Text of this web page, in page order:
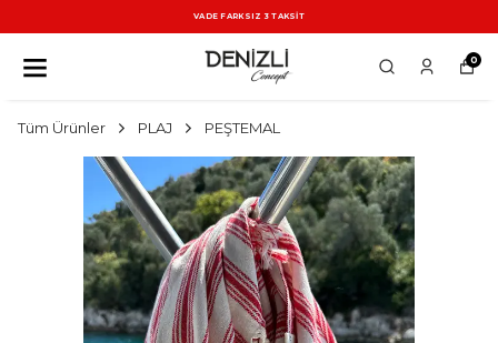
VADE FARKSIZ 3 TAKSİT
0
Tüm Ürünler PLAJ PEŞTEMAL